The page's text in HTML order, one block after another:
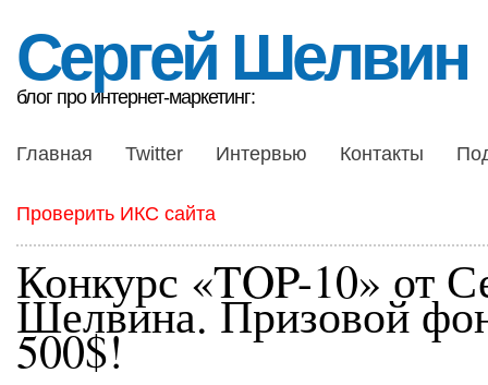
Сергей Шелвин
блог про интернет-маркетинг:
Главная Twitter Интервью Контакты
Проверить ИКС сайта
Конкурс «TOP-10» от
Шелвина. Призовой
500$!